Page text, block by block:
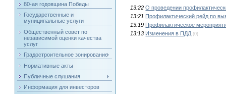
80-ая годовщина Победы
Государственные и
муниципальные услуги
Общественный совет по
независимой оценки качества
услуг
Градостроительное зонирование
Нормативные акты
Публичные слушания
Информация для инвесторов
13:22 О проведении
13:21 Профилактический рейд по
13:19 Профилактическое
13:13 Изменения в ПДД (0)